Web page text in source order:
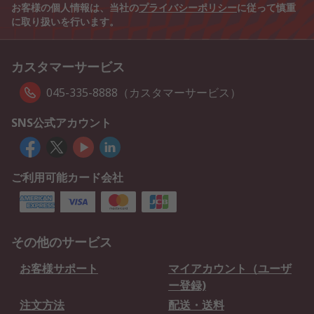
お客様の個人情報は、当社のプライバシーポリシーに従って慎重
に取り扱いを行います。
カスタマーサービス
045-335-8888（カスタマーサービス）
SNS公式アカウント
ご利用可能カード会社
その他のサービス
お客様サポート
マイアカウント（ユーザ
ー登録)
注文方法
配送・送料